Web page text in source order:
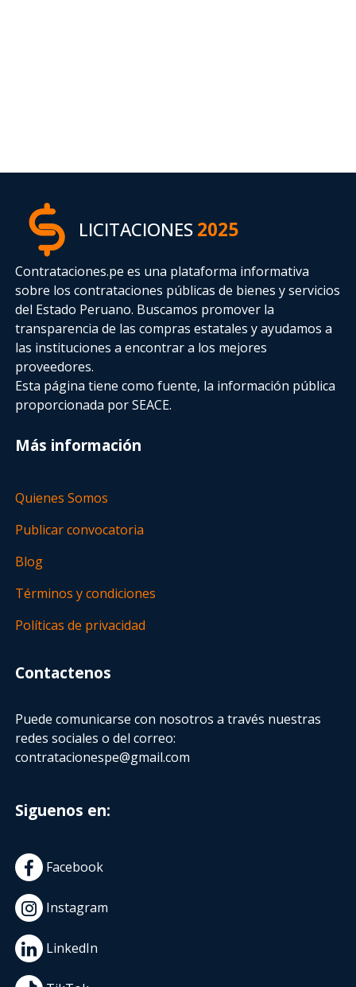
LICITACIONES2025
Contrataciones.pe es una plataforma informativa
sobre los contrataciones públicas de bienes y servicios
del Estado Peruano. Buscamos promover la
transparencia de las compras estatalesy ayudamos a
las instituciones a encontrar a los mejores
proveedores.
Esta página tiene como fuente, la información pública
proporcionada por SEACE.
Más información
Quienes Somos
Publicar convocatoria
Blog
Términos y condiciones
Políticas de privacidad
Contactenos
Puede comunicarse con nosotros a través nuestras
redes sociales o del correo:
contratacionespe@gmail.com
Siguenos en:
Facebook
Instagram
LinkedIn